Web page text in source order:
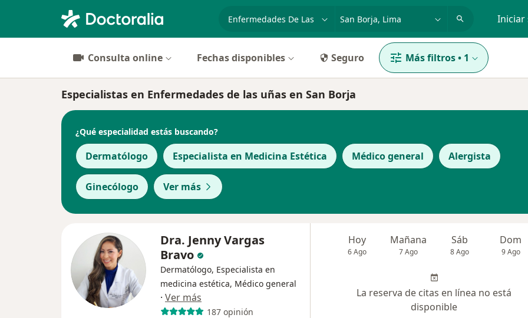
Iniciar
Consulta online Fechas disponibles Seguro Más filtros• 1
Especialistas en Enfermedades de las uñas en San Borja
¿Qué especialidad estás buscando?
Dermatólogo Especialista en Medicina Estética Médico general Alergista
Ginecólogo Ver más
Dra. Jenny Vargas
Bravo
Dermatólogo, Especialista en
medicina estética, Médico general
· Ver más
187 opinión
Hoy
6 Ago
Mañana
7 Ago
Sáb
8 Ago
Dom
9 Ago
La reserva de citas en línea no está
disponible